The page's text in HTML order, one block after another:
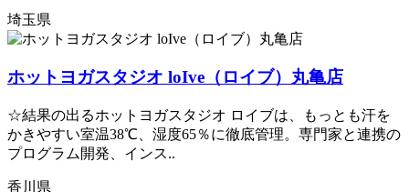
埼玉県
ホットヨガスタジオ loIve（ロイブ）丸亀店
☆結果の出るホットヨガスタジオ ロイブは、もっとも汗を
かきやすい室温38℃、湿度65％に徹底管理。専門家と連携の
プログラム開発、インス..
香川県